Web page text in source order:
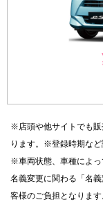
※店頭や他サイトでも販
ります。※登録時期など
※車両状態、車種によ
名義変更に関わる「名
客様のご負担となりま